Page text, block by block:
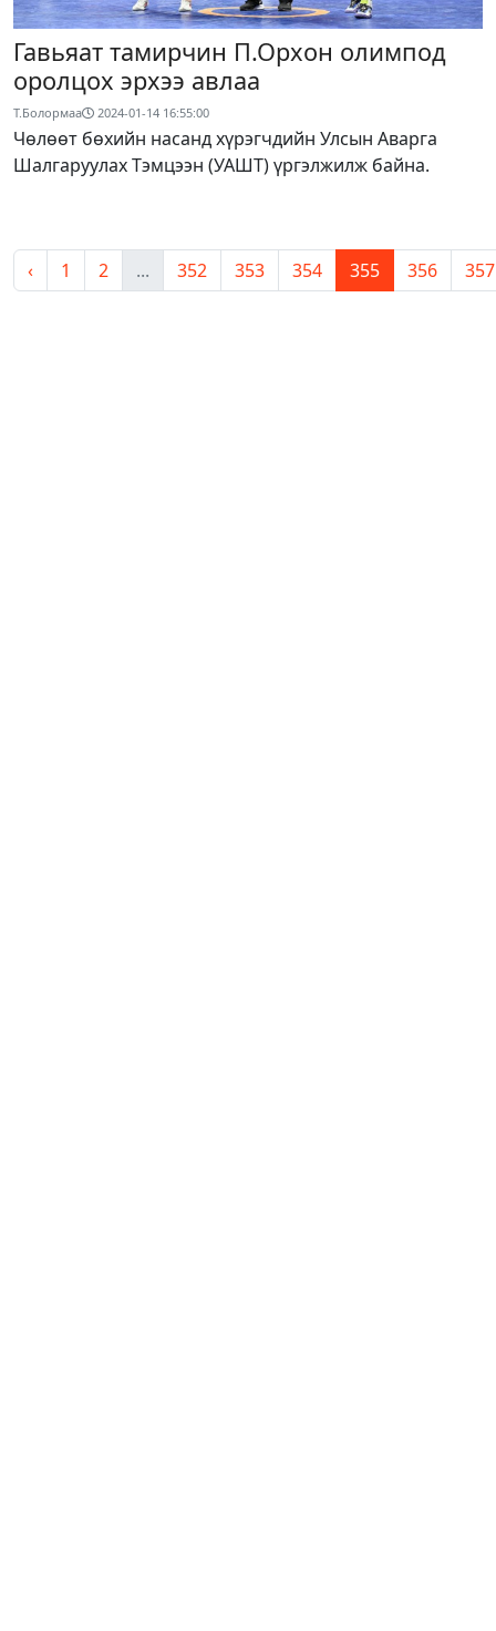
Гавьяат тамирчин П.Орхон олимпод
оролцох эрхээ авлаа
Т.Болормаа 2024-01-14 16:55:00
Чөлөөт бөхийн насанд хүрэгчдийн Улсын Аварга
Шалгаруулах Тэмцээн (УАШТ) үргэлжилж байна.
‹ 1 2 ... 352 353 354 355 356 357